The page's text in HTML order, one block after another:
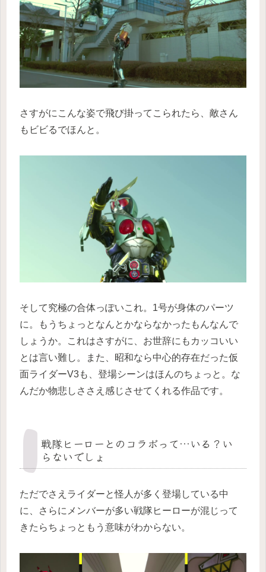
さすがにこんな姿で飛び掛ってこられたら、敵さん
もビビるでほんと。
そして究極の合体っぽいこれ。1号が身体のパーツ
に。もうちょっとなんとかならなかったもんなんで
しょうか。これはさすがに、お世辞にもカッコいい
とは言い難し。また、昭和なら中心的存在だった仮
面ライダーV3も、登場シーンはほんのちょっと。な
んだか物悲しささえ感じさせてくれる作品です。
戦隊ヒーローとのコラボって…いる？い
らないでしょ
ただでさえライダーと怪人が多く登場している中
に、さらにメンバーが多い戦隊ヒーローが混じって
きたらちょっともう意味がわからない。